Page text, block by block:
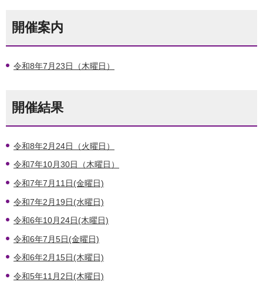
開催案内
令和8年7月23日（木曜日）
開催結果
令和8年2月24日（火曜日）
令和7年10月30日（木曜日）
令和7年7月11日(金曜日)
令和7年2月19日(水曜日)
令和6年10月24日(木曜日)
令和6年7月5日(金曜日)
令和6年2月15日(木曜日)
令和5年11月2日(木曜日)